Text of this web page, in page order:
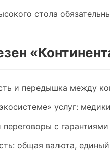
стола
и передышка между
услуг:
переговоры с
общая валюта,